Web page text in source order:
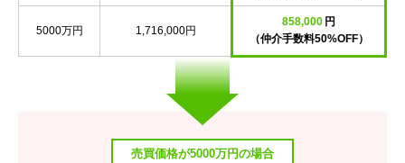
5000万円 1,716,000円
858,000 円
（仲介手数料50%OFF）
売買価格が5000万円の場合